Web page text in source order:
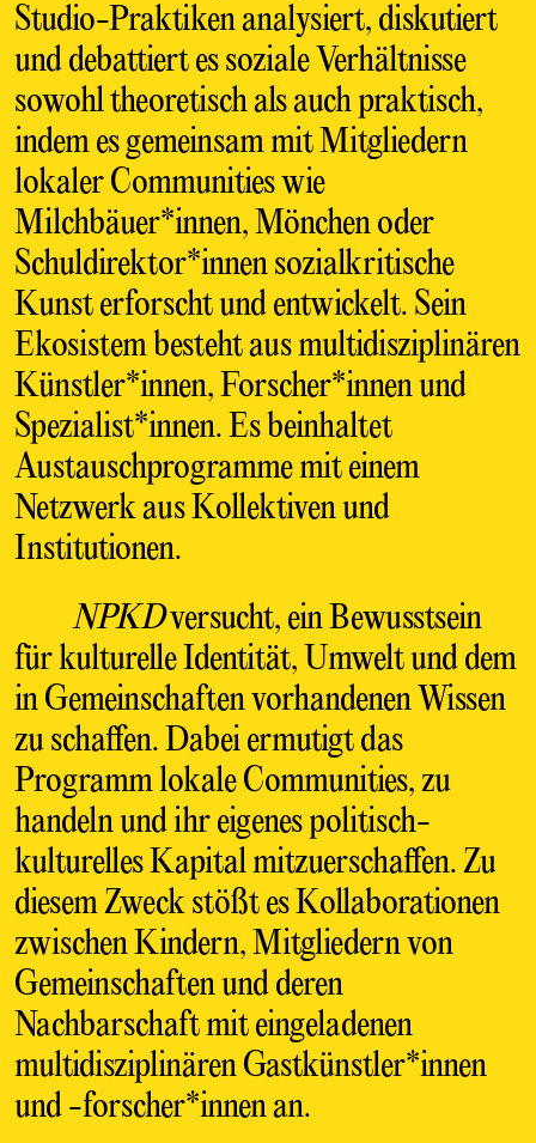
Studio-Praktiken analysiert, diskutiert
und debattiert es soziale Verhältnisse
sowohl theoretisch als auch praktisch,
indem es gemeinsam mit Mitgliedern
lokaler Communities wie
Milchbäuer*innen, Mönchen oder
Schuldirektor*innen sozialkritische
Kunst erforscht und entwickelt. Sein
Ekosistem besteht aus multidisziplinären
Künstler*innen, Forscher*innen und
Spezialist*innen. Es beinhaltet
Austauschprogramme mit einem
Netzwerk aus Kollektiven und
Institutionen.
NPKDversucht, ein Bewusstsein
für kulturelle Identität, Umwelt und dem
in Gemeinschaften vorhandenen Wissen
zu schaffen. Dabei ermutigt das
Programm lokale Communities, zu
handeln und ihr eigenes politisch-
kulturelles Kapital mitzuerschaffen. Zu
diesem Zweck stößt es Kollaborationen
zwischen Kindern, Mitgliedern von
Gemeinschaften und deren
Nachbarschaft mit eingeladenen
multidisziplinären Gastkünstler*innen
und -forscher*innen an.